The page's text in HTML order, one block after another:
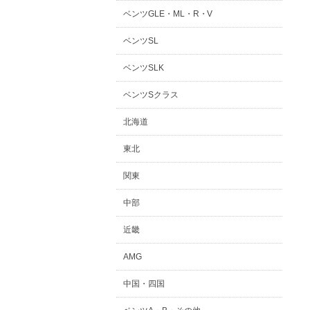
ベンツGLE・ML・R・V
ベンツSL
ベンツSLK
ベンツSクラス
北海道
東北
関東
中部
近畿
AMG
中国・四国